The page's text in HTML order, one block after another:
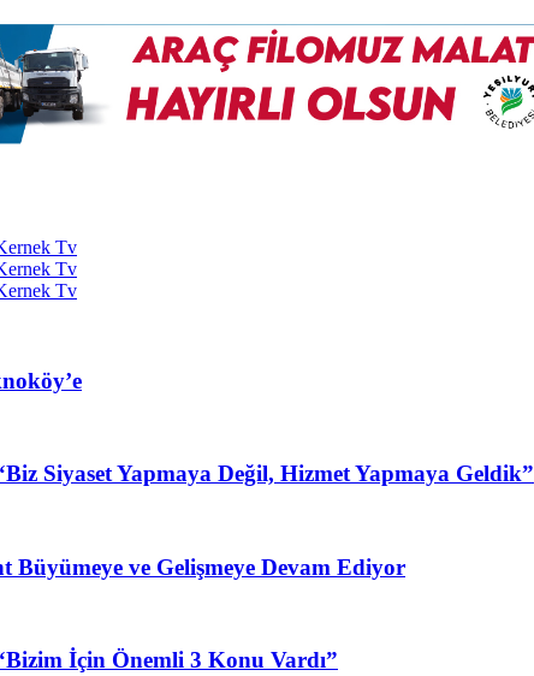
Tv
Tv
Tv
Siyaset Yapmaya Değil, Hizmet Yapmaya Geldik”
Büyümeye ve Gelişmeye Devam Ediyor
İçin Önemli 3 Konu Vardı”